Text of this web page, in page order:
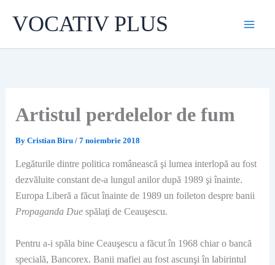
VOCATIV PLUS
Artistul perdelelor de fum
By Cristian Biru / 7 noiembrie 2018
Legăturile dintre politica românească şi lumea interlopă au fost
dezvăluite constant de-a lungul anilor după 1989 şi înainte.
Europa Liberă a făcut înainte de 1989 un foileton despre banii
Propaganda Duespălaţi de Ceauşescu.
Pentru a-i spăla bine Ceauşescu a făcut în 1968 chiar o bancă
specială, Bancorex. Banii mafiei au fost ascunşi în labirintul